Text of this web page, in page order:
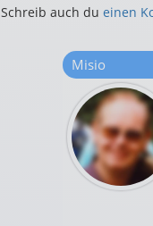
Schreib auch du einen
Misio